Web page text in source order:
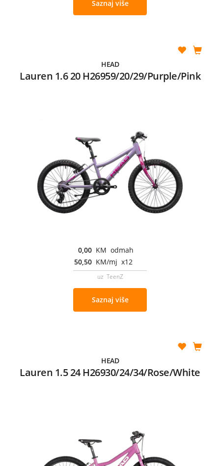
Saznaj više
HEAD
Lauren 1.6 20 H26959/20/29/Purple/Pink
0,00 KM odmah
50,50 KM/mj x12
uz TeenZ
Saznaj više
HEAD
Lauren 1.5 24 H26930/24/34/Rose/White